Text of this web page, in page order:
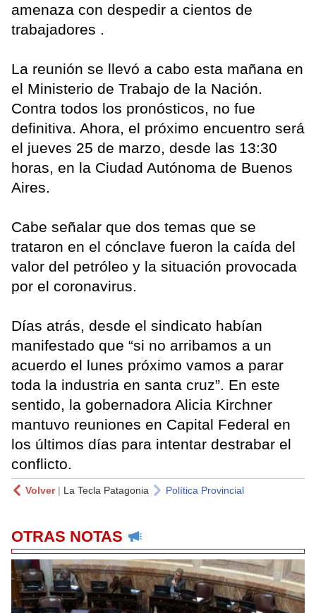
amenaza con despedir a cientos de
trabajadores .
La reunión se llevó a cabo esta mañana en
el Ministerio de Trabajo de la Nación.
Contra todos los pronósticos, no fue
definitiva. Ahora, el próximo encuentro será
el jueves 25 de marzo, desde las 13:30
horas, en la Ciudad Autónoma de Buenos
Aires.
Cabe señalar que dos temas que se
trataron en el cónclave fueron la caída del
valor del petróleo y la situación provocada
por el coronavirus.
Días atrás, desde el sindicato habían
manifestado que “si no arribamos a un
acuerdo el lunes próximo vamos a parar
toda la industria en santa cruz”. En este
sentido, la gobernadora Alicia Kirchner
mantuvo reuniones en Capital Federal en
los últimos días para intentar destrabar el
conflicto.
Volver| La Tecla Patagonia Política Provincial
OTRAS NOTAS